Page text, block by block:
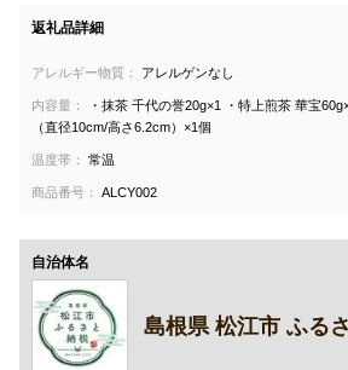
返礼品詳細
アレルギー物質： アレルゲンなし
内容量：
・抹茶 千代の誉20g×1 ・特上煎茶 華宝
（直径10cm/高さ6.2cm）×1個
温度帯： 常温
商品番号： ALCY002
自治体名
島根県 松江市 ふる